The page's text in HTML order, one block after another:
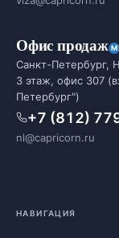
Офис продаж
Санкт-Петербург,
3 этаж, офис 307
Петербург")
+7 (812)
nl@capricorn.ru
НАВИГАЦИЯ